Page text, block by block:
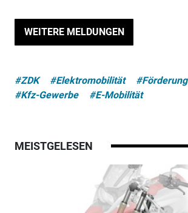
WEITERE MELDUNGEN
#ZDK #Elektromobilität
#Förderung
#Kfz-Gewerbe
#E-Mobilität
MEISTGELESEN